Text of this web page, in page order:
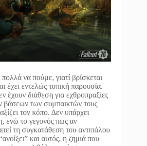
να πούμε, γιατί βρίσκεται
έχει εντελώς τυπική παρουσία.
έχουν διάθεση για εχθροπραξίες
βάσεων των συμπαικτών τους
τον κόπο. Δεν υπάρχει
ενώ το γεγονός πως αν
τη συγκατάθεση του αντιπάλου
και αυτός, η ζημιά που